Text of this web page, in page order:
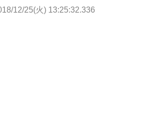
12/25(火) 13:25:32.336